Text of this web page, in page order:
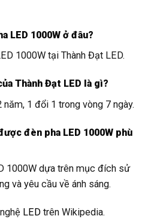
LED 1000W ở đâu?
1000W tại Thành Đạt LED.
Thành Đạt LED là gì?
1 đổi 1 trong vòng 7 ngày.
đèn pha LED 1000W phù
1000W dựa trên mục đích sử
và yêu cầu về ánh sáng.
LED trên Wikipedia.